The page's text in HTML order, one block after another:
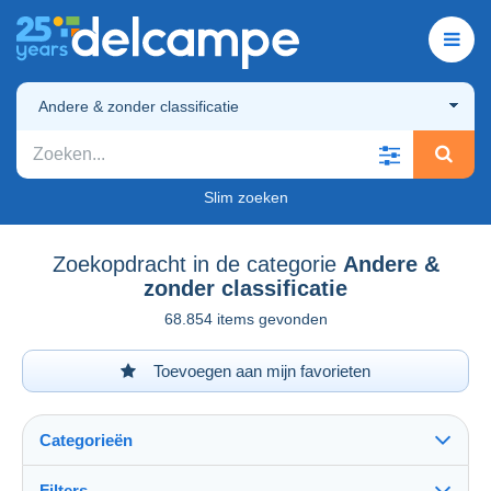
Andere & zonder classificatie
Slim zoeken
Zoekopdracht in de categorie Andere &
zonder classificatie
68.854 items gevonden
Toevoegen aan mijn favorieten
Categorieën